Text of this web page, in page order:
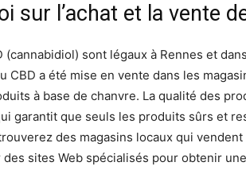
sur l’achat et la vente
(cannabidiol) sont légaux à Rennes et
CBD a été mise en vente dans les
à base de chanvre. La qualité des
garantit que seuls les produits sûrs et
des magasins locaux qui
sites Web spécialisés pour obtenir